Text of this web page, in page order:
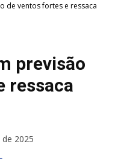
de ventos fortes e ressaca
previsão
ressaca
2025